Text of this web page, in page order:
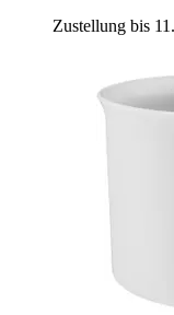
Zustellung bis